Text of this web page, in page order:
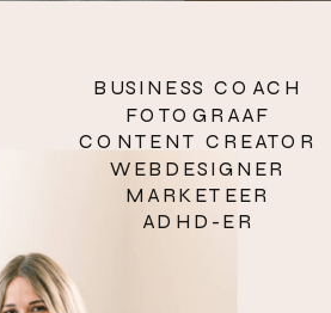
BUSINESS COACH
FOTOGRAAF
CONTENT CREATOR
WEBDESIGNER
MARKETEER
ADHD-ER